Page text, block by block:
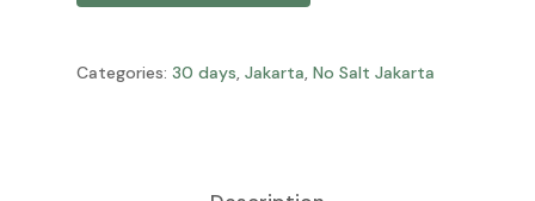
Categories: 30 days, Jakarta, No Salt Jakarta